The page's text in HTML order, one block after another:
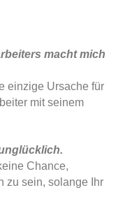
macht mich
einzige Ursache für
mit seinem
Chance,
zu sein, solange Ihr